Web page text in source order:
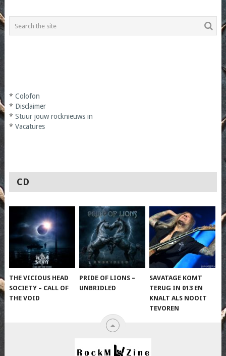
* Colofon
* Disclaimer
* Stuur jouw rocknieuws in
* Vacatures
CD
THE VICIOUS HEAD
SOCIETY – CALL OF
THE VOID
PRIDE OF LIONS –
UNBRIDLED
SAVATAGE KOMT
TERUG IN 013 EN
KNALT ALS NOOIT
TEVOREN